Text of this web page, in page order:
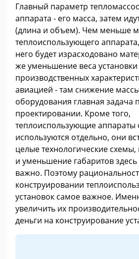
Главный параметр
аппарата - его масса, затем
(длина и объем). Чем меньше
теплоиспользующего
него будет израсходовано
же уменьшение веса
производственных
авиацией - там снижение
оборудования главная задача
проектировании. Кроме того,
теплоиспользующие
используются отдельно, они
целые технологические
и уменьшение габаритов здесь
важно. Поэтому
конструировании
установок самое важное.
увеличить их
деньги на конструирование